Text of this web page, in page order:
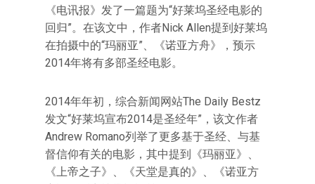
《电讯报》发了一篇题为“好莱坞圣经电影的
回归”。在该文中，作者Nick Allen提到好莱坞
在拍摄中的“玛丽亚”、《诺亚方舟》，预示
2014年将有多部圣经电影。
2014年年初，综合新闻网站The Daily Bestz
发文“好莱坞宣布2014是圣经年”，该文作者
Andrew Romano列举了更多基于圣经、与基
督信仰有关的电影，其中提到《玛丽亚》、
《上帝之子》、《天堂是真的》、《诺亚方